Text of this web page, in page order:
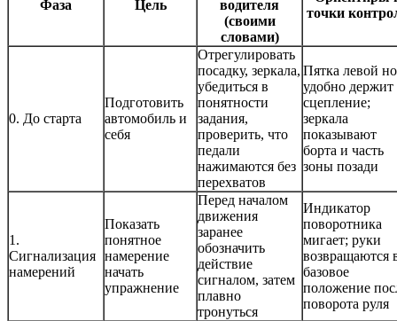
Фаза Цель
водителя
(своими
словами)
точки
0. До старта
Подготовить
автомобиль и
себя
Отрегулировать
посадку, зеркала,
убедиться в
понятности
задания,
проверить, что
педали
нажимаются без
перехватов
Пятка левой
удобно держит
сцепление;
зеркала
показывают
борта и часть
зоны позади
1.
Сигнализация
намерений
Показать
понятное
намерение
начать
упражнение
Перед началом
движения
заранее
обозначить
действие
сигналом, затем
плавно
тронуться
Индикатор
поворотника
мигает; руки
возвращаются
базовое
положение
поворота руля